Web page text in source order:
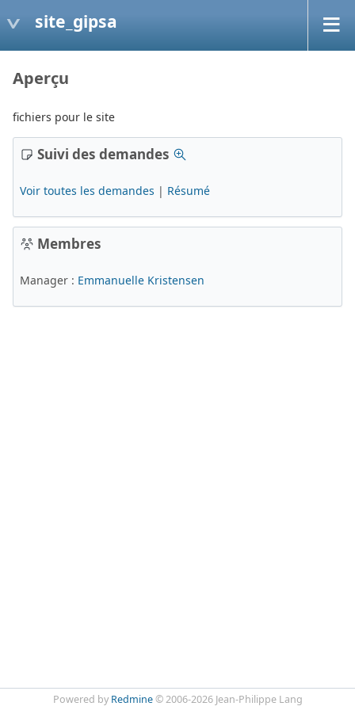
site_gipsa
Aperçu
fichiers pour le site
Suivi des demandes
Voir toutes les demandes | Résumé
Membres
Manager : Emmanuelle Kristensen
Powered by Redmine© 2006-2026 Jean-Philippe Lang